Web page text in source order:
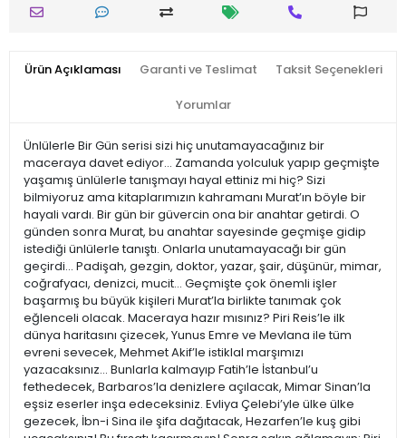
Ürün Açıklaması Garanti ve Teslimat Taksit Seçenekleri
Yorumlar
Ünlülerle Bir Gün serisi sizi hiç unutamayacağınız bir
maceraya davet ediyor... Zamanda yolculuk yapıp geçmişte
yaşamış ünlülerle tanışmayı hayal ettiniz mi hiç? Sizi
bilmiyoruz ama kitaplarımızın kahramanı Murat’ın böyle bir
hayali vardı. Bir gün bir güvercin ona bir anahtar getirdi. O
günden sonra Murat, bu anahtar sayesinde geçmişe gidip
istediği ünlülerle tanıştı. Onlarla unutamayacağı bir gün
geçirdi... Padişah, gezgin, doktor, yazar, şair, düşünür, mimar,
coğrafyacı, denizci, mucit... Geçmişte çok önemli işler
başarmış bu büyük kişileri Murat’la birlikte tanımak çok
eğlenceli olacak. Maceraya hazır mısınız? Piri Reis’le ilk
dünya haritasını çizecek, Yunus Emre ve Mevlana ile tüm
evreni sevecek, Mehmet Akif’le istiklal marşımızı
yazacaksınız... Bunlarla kalmayıp Fatih’le İstanbul’u
fethedecek, Barbaros’la denizlere açılacak, Mimar Sinan’la
eşsiz eserler inşa edeceksiniz. Evliya Çelebi’yle ülke ülke
gezecek, İbn-i Sina ile şifa dağıtacak, Hezarfen’le kuş gibi